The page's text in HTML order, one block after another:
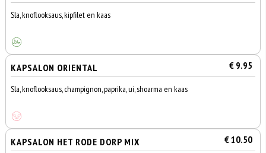
Sla, knoflooksaus, kipfilet en kaas
KAPSALON ORIENTAL € 9.95
Sla, knoflooksaus, champignon, paprika, ui, shoarma en kaas
KAPSALON HET RODE DORP MIX € 10.50